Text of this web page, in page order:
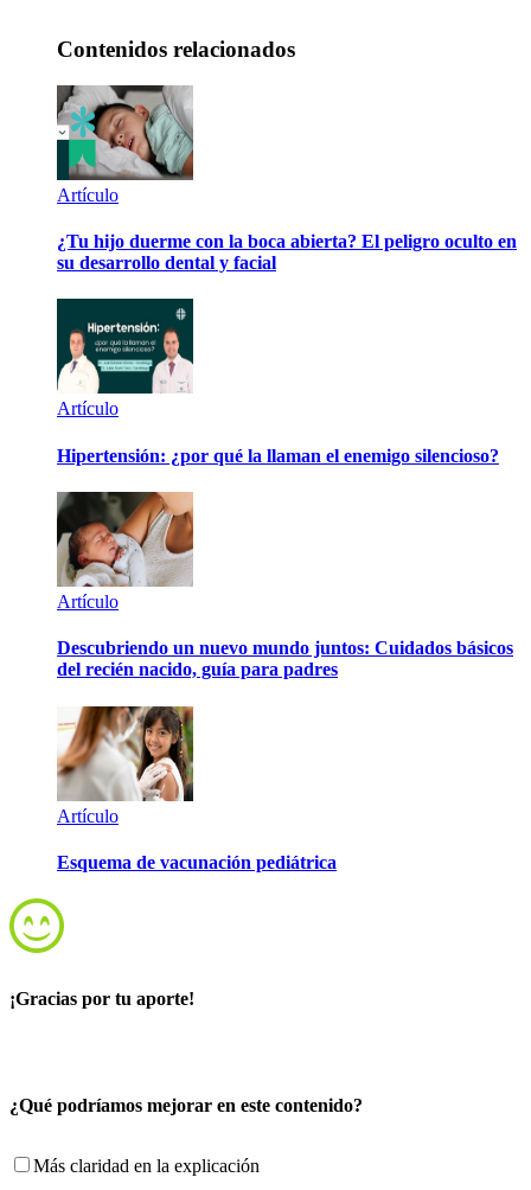
Contenidos relacionados
Artículo
¿Tu hijo duerme con la boca abierta? El peligro oculto en
su desarrollo dental y facial
Artículo
Hipertensión: ¿por qué la llaman el enemigo silencioso?
Artículo
Descubriendo un nuevo mundo juntos: Cuidados básicos
del recién nacido, guía para padres
Artículo
Esquema de vacunación pediátrica
¡Gracias por tu aporte!
¿Qué podríamos mejorar en este contenido?
Más claridad en la explicación